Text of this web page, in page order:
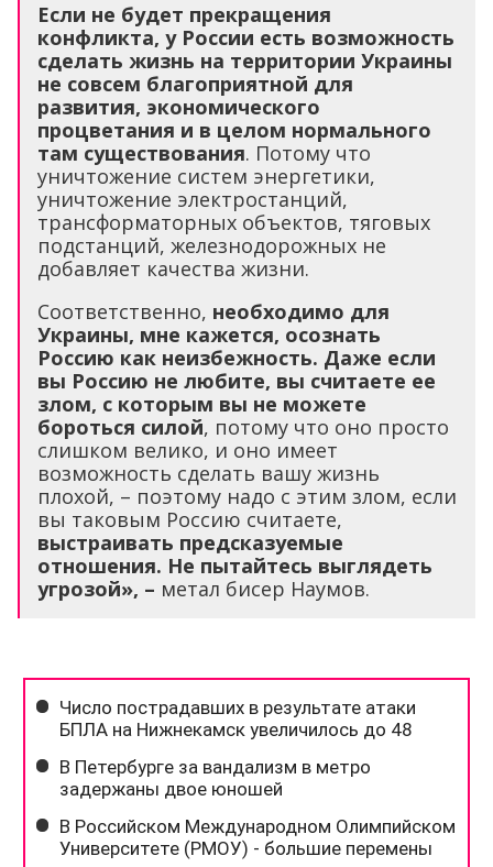
Если не будет прекращения
конфликта, у России есть возможность
сделать жизнь на территории Украины
не совсем благоприятной для
развития, экономического
процветания и в целом нормального
там существования. Потому что
уничтожение систем энергетики,
уничтожение электростанций,
трансформаторных объектов, тяговых
подстанций, железнодорожных не
добавляет качества жизни.
Соответственно, необходимо для
Украины, мне кажется, осознать
Россию как неизбежность. Даже если
вы Россию не любите, вы считаете ее
злом, с которым вы не можете
бороться силой, потому что оно просто
слишком велико, и оно имеет
возможность сделать вашу жизнь
плохой, – поэтому надо с этим злом, если
вы таковым Россию считаете,
выстраивать предсказуемые
отношения. Не пытайтесь выглядеть
угрозой», – метал бисер Наумов.